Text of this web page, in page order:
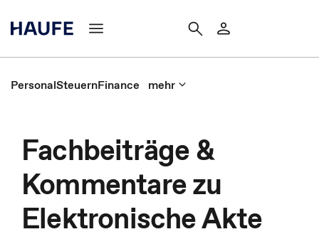
PersonalSteuernFinance mehr
Fachbeiträge &
Kommentare zu
Elektronische Akte